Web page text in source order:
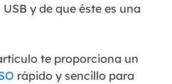
y de que éste es una
te proporciona un
rápido y sencillo para